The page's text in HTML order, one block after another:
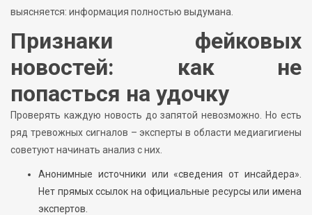
выясняется: информация полностью выдумана.
Признаки фейковых
новостей: как не
попасться на удочку
Проверять каждую новость до запятой невозможно. Но есть
ряд тревожных сигналов – эксперты в области медиагигиены
советуют начинать анализ с них.
Анонимные источники или «сведения от инсайдера».
Нет прямых ссылок на официальные ресурсы или имена
экспертов.